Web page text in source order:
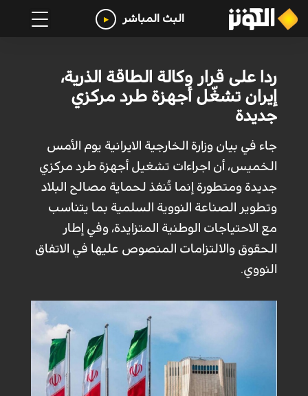
البث المباشر
ردا على قرار وكالة الطاقة الذرية،
إيران تشغّل أجهزة طرد مركزي
جديدة
جاء في بيان وزارة الخارجية الايرانية يوم الأمس
الخميس، أن اجراءات تشغيل أجهزة طرد مركزي
جديدة ومتطورة إنما تُنفذ لحماية مصالح البلاد
وتطوير الصناعة النووية السلمية بما يتناسب
مع الاحتياجات الوطنية المتزايدة، وفي إطار
الحقوق والالتزامات المنصوص عليها في الاتفاق
النووي.